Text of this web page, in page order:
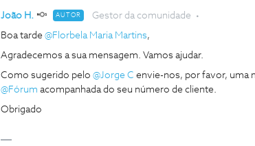
João H. AUTOR Gestor da comunidade
Boa tarde @Florbela Maria Martins,
Agradecemos a sua mensagem. Vamos ajudar.
Como sugerido pelo @Jorge C envie-nos, por favor, uma
@Fórum acompanhada do seu número de cliente.
Obrigado